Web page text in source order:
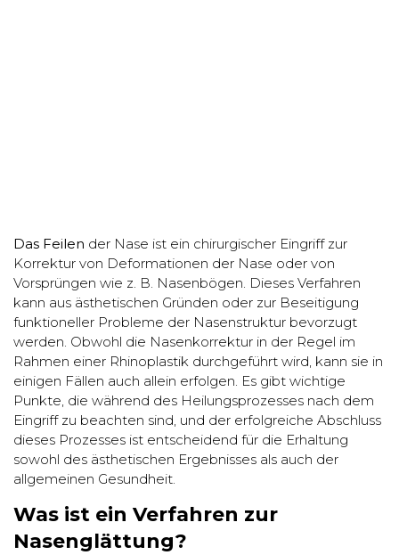
Das Feilen der Nase ist ein chirurgischer Eingriff zur
Korrektur von Deformationen der Nase oder von
Vorsprüngen wie z. B. Nasenbögen. Dieses Verfahren
kann aus ästhetischen Gründen oder zur Beseitigung
funktioneller Probleme der Nasenstruktur bevorzugt
werden. Obwohl die Nasenkorrektur in der Regel im
Rahmen einer Rhinoplastik durchgeführt wird, kann sie in
einigen Fällen auch allein erfolgen. Es gibt wichtige
Punkte, die während des Heilungsprozesses nach dem
Eingriff zu beachten sind, und der erfolgreiche Abschluss
dieses Prozesses ist entscheidend für die Erhaltung
sowohl des ästhetischen Ergebnisses als auch der
allgemeinen Gesundheit.
Was ist ein Verfahren zur
Nasenglättung?